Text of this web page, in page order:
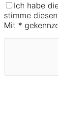
Ich habe
stimme
Mit *